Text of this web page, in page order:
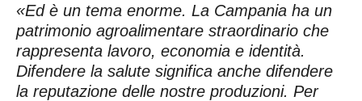
«Ed è un tema enorme. La Campania ha un
patrimonio agroalimentare straordinario che
rappresenta lavoro, economia e identità.
Difendere la salute significa anche difendere
la reputazione delle nostre produzioni. Per